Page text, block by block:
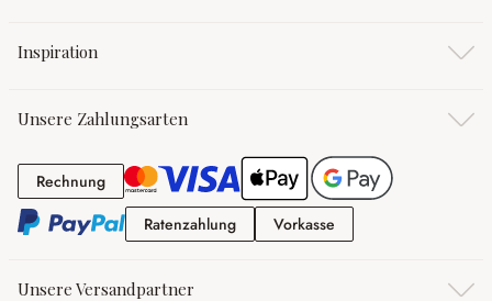
Inspiration
Unsere Zahlungsarten
RechnungRechnung
RatenzahlungRatenzahlung
Vorkasse
Unsere Versandpartner